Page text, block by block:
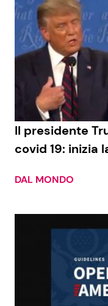
Il presidente
covid 19: inizia
DAL MONDO